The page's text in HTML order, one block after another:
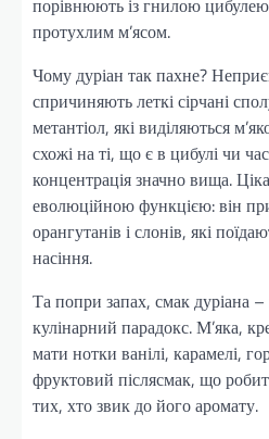
порівнюють із гнилою
протухлим м’ясом.
Чому дуріан так пахне?
спричиняють леткі сірчані
метантіол, які виділяються
схожі на ті, що є в цибулі чи
концентрація значно вища.
еволюційною функцією: він
орангутанів і слонів, які
насіння.
Та попри запах, смак дуріана
кулінарний парадокс. М’яка,
мати нотки ванілі, карамелі,
фруктовий післясмак, що
тих, хто звик до його аромату.